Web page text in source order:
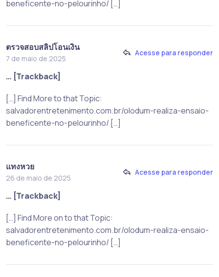
beneficente-no-pelourinho/ […]
ตรวจสอบสลิปโอนเงิน
7 de maio de 2025
Acesse para responder
… [Trackback]
[…] Find More to that Topic:
salvadorentretenimento.com.br/olodum-realiza-ensaio-
beneficente-no-pelourinho/ […]
แทงหวย
26 de maio de 2025
Acesse para responder
… [Trackback]
[…] Find More on to that Topic:
salvadorentretenimento.com.br/olodum-realiza-ensaio-
beneficente-no-pelourinho/ […]